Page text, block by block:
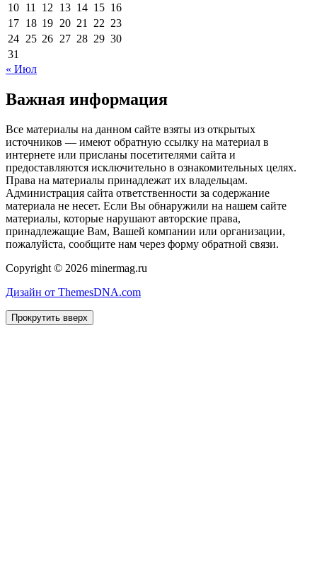
10 11 12 13 14 15 16
17 18 19 20 21 22 23
24 25 26 27 28 29 30
31
« Июл
Важная информация
Все материалы на данном сайте взяты из открытых
источников — имеют обратную ссылку на материал в
интернете или присланы посетителями сайта и
предоставляются исключительно в ознакомительных целях.
Права на материалы принадлежат их владельцам.
Администрация сайта ответственности за содержание
материала не несет. Если Вы обнаружили на нашем сайте
материалы, которые нарушают авторские права,
принадлежащие Вам, Вашей компании или организации,
пожалуйста, сообщите нам через форму обратной связи.
Copyright © 2026 minermag.ru
Дизайн от ThemesDNA.com
Прокрутить вверх